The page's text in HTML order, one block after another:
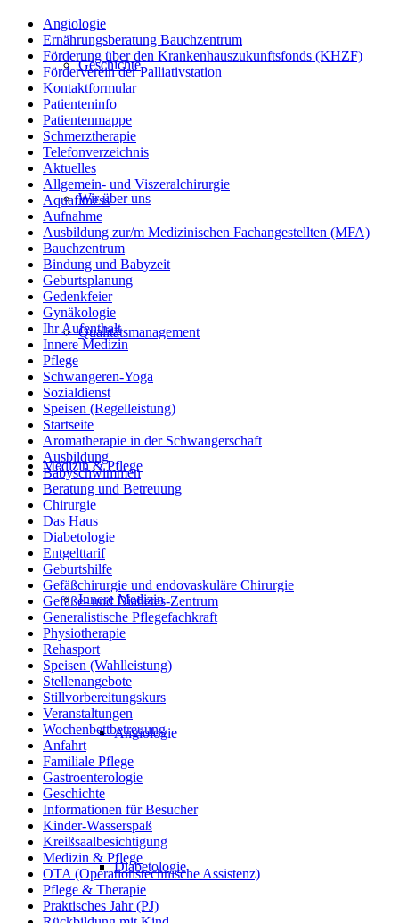
Geschichte
Wir über uns
Qualitätsmanagement
Medizin & Pflege
Innere Medizin
Angiologie
Diabetologie
Angiologie
Ernährungsberatung Bauchzentrum
Förderung über den Krankenhauszukunftsfonds (KHZF)
Förderverein der Palliativstation
Kontaktformular
Patienteninfo
Patientenmappe
Schmerztherapie
Telefonverzeichnis
Aktuelles
Allgemein- und Viszeralchirurgie
Aquafitness
Aufnahme
Ausbildung zur/m Medizinischen Fachangestellten (MFA)
Bauchzentrum
Bindung und Babyzeit
Geburtsplanung
Gedenkfeier
Gynäkologie
Ihr Aufenthalt
Innere Medizin
Pflege
Schwangeren-Yoga
Sozialdienst
Speisen (Regelleistung)
Startseite
Aromatherapie in der Schwangerschaft
Ausbildung
Babyschwimmen
Beratung und Betreuung
Chirurgie
Das Haus
Diabetologie
Entgelttarif
Geburtshilfe
Gefäßchirurgie und endovaskuläre Chirurgie
Gefäße- und Diabetes-Zentrum
Generalistische Pflegefachkraft
Physiotherapie
Rehasport
Speisen (Wahlleistung)
Stellenangebote
Stillvorbereitungskurs
Veranstaltungen
Wochenbettbetreuung
Anfahrt
Familiale Pflege
Gastroenterologie
Geschichte
Informationen für Besucher
Kinder-Wasserspaß
Kreißsaalbesichtigung
Medizin & Pflege
OTA (Operationstechnische Assistenz)
Pflege & Therapie
Praktisches Jahr (PJ)